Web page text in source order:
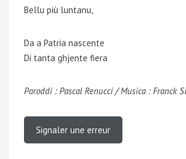
Bellu più luntanu,
Da a Patria nascente
Di tanta ghjente fiera
Paroddi : Pascal Renucci / Musica : Franck
Signaler une erreur